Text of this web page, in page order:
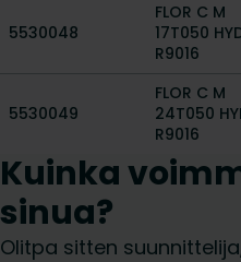
5530048
FLOR C M
17T050
R9016
5530049
FLOR C M
24T050
R9016
Kuinka
sinua?
Olitpa sitten